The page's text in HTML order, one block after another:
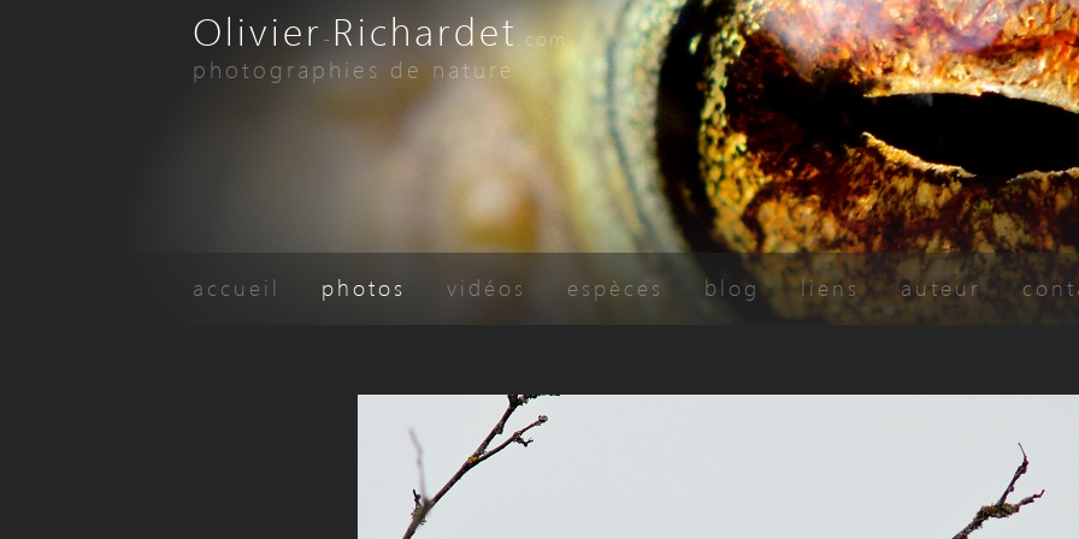
Olivier -Richardet .com
photographies de nature
accueil photos vidéos espèces blog liens auteur